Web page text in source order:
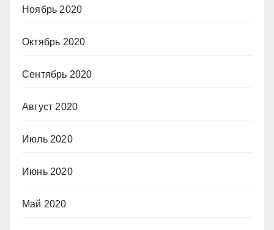
Ноябрь 2020
Октябрь 2020
Сентябрь 2020
Август 2020
Июль 2020
Июнь 2020
Май 2020